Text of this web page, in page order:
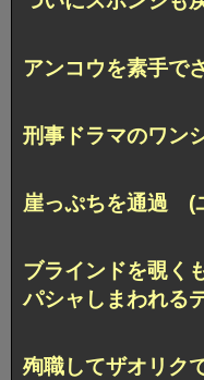
アンコウを素手
刑事ドラマのワン
崖っぷちを通過 (
ブラインドを覗く
パシャしまわれる
殉職してザオリク